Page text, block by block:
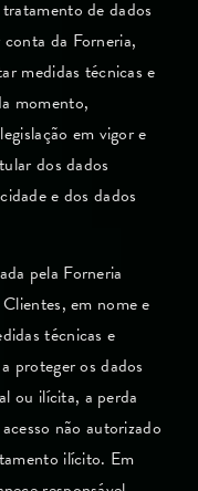
de dados
da Forneria,
medidas técnicas e
momento,
em vigor e
dos dados
e dos dados
pela Forneria
em nome e
técnicas e
proteger os dados
ou ilícita, a perda
não autorizado
ilícito. Em